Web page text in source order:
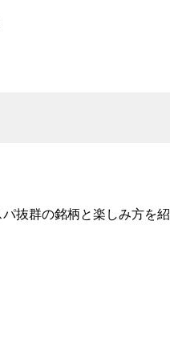
抜群の銘柄と楽しみ方を